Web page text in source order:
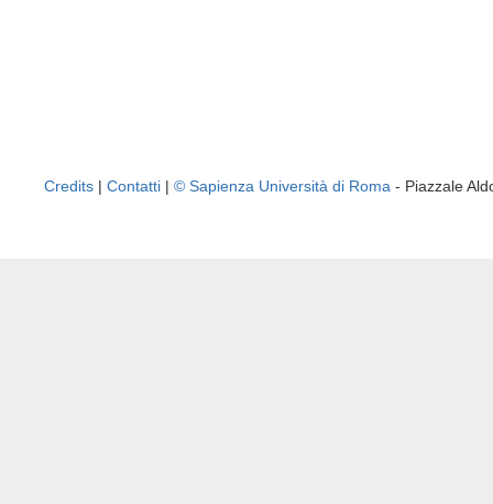
Credits | Contatti | © Sapienza Università di Roma - Piazzale